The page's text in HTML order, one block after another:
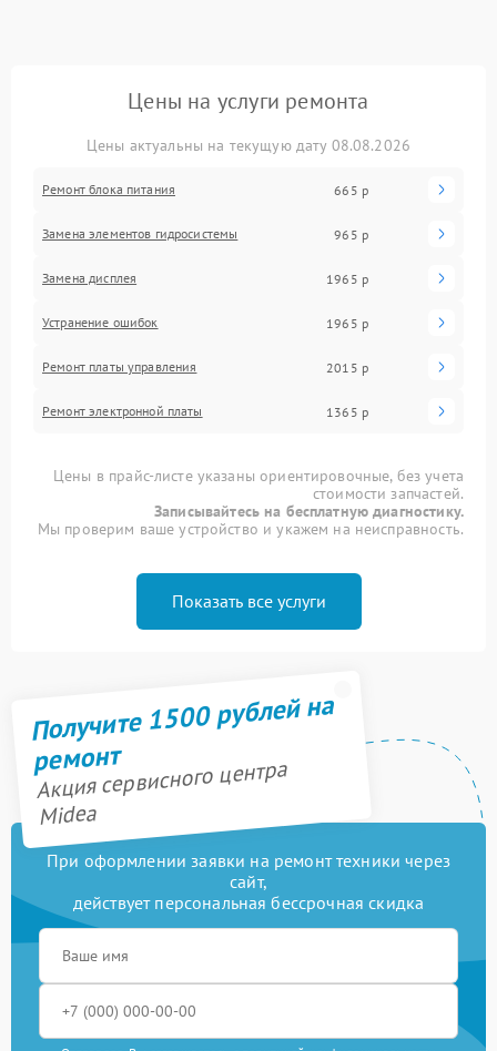
Цены на услуги ремонта
Цены актуальны на текущую дату 08.08.2026
Ремонт блока питания 665 р
Замена элементов гидросистемы 965 р
Замена дисплея 1965 р
Устранение ошибок 1965 р
Ремонт платы управления 2015 р
Ремонт электронной платы 1365 р
Цены в прайс-листе указаны ориентировочные, без учета
стоимости запчастей.
Записывайтесь на бесплатную диагностику.
Мы проверим ваше устройство и укажем на неисправность.
Показать все услуги
Получите 1500 рублей на
ремонт
Акция сервисного центра
Midea
При оформлении заявки на ремонт техники через
сайт,
действует персональная бессрочная скидка